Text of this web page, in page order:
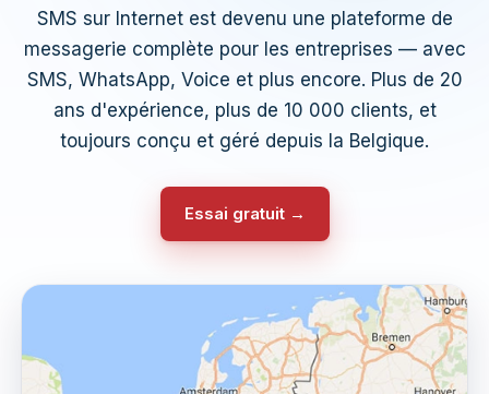
SMS sur Internet est devenu une plateforme de
messagerie complète pour les entreprises — avec
SMS, WhatsApp, Voice et plus encore. Plus de 20
ans d'expérience, plus de 10 000 clients, et
toujours conçu et géré depuis la Belgique.
Essai gratuit →